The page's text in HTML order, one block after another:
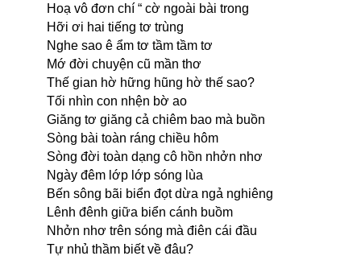
Hoạ vô đơn chí “ cờ ngoài bài trong
Hỡi ơi hai tiếng tơ trùng
Nghe sao ê ẩm tơ tầm tầm tơ
Mớ đời chuyện cũ mần thơ
Thế gian hờ hững hũng hờ thế sao?
Tối nhìn con nhện bờ ao
Giăng tơ giăng cả chiêm bao mà buồn
Sòng bài toàn ráng chiều hôm
Sòng đời toàn dạng cô hồn nhởn nhơ
Ngày đêm lớp lớp sóng lùa
Bến sông bãi biển đọt dừa ngả nghiêng
Lênh đênh giữa biển cánh buồm
Nhởn nhơ trên sóng mà điên cái đầu
Tự nhủ thầm biết về đâu?